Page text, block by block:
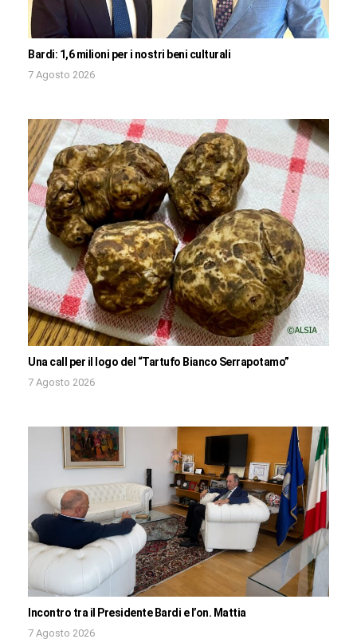
Bardi: 1,6 milioni per i nostri beni culturali
7 Agosto 2026
Una call per il logo del “Tartufo Bianco Serrapotamo”
7 Agosto 2026
Incontro tra il Presidente Bardi e l’on. Mattia
7 Agosto 2026